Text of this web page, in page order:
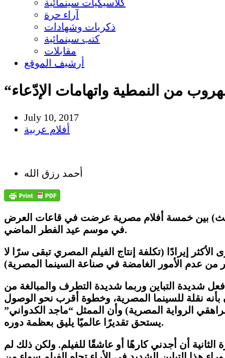
كلاسيكيات سينمائية
آراء حرة
ذكريات وشهادات
كتب سينمائية
مقابلات
أرشيف الموقع
من النمطية واتهامات الإدّعاء
July 10, 2017
أفلام عربية
أحمد رزق الله
الثالث) بين خمسة أفلام مصرية عرضت في قاعات العرض
في موسم عيد الفطر الماضي.
إيرادًا (تكلفة إنتاج الفيلم المصري تبقى سرًا لا
شديدة التباين وربما شديدة التطرف والمبالغة من
نقلة للسينما المصرية، وخطوة أقرب نحو الوصول
الرواية المصرية) وأن الممثل “ماجد الكدواني”
يستحق تقديرًا عالميًا يليق بعظمة دوره.
أن أجدني كارهًا أو عاشقًا للفيلم. ولكن ذلك لم